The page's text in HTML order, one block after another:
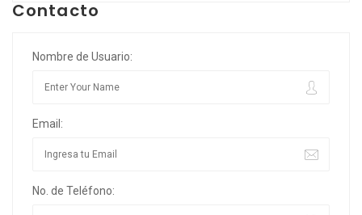
Contacto
Nombre de Usuario:
Email:
No. de Teléfono: